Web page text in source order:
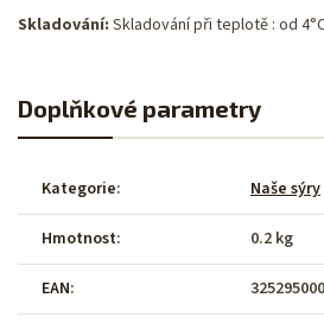
Skladování: Skladování při teplotě : od
Doplňkové parametry
Kategorie: Naše sýry
Hmotnost: 0.2 kg
EAN: